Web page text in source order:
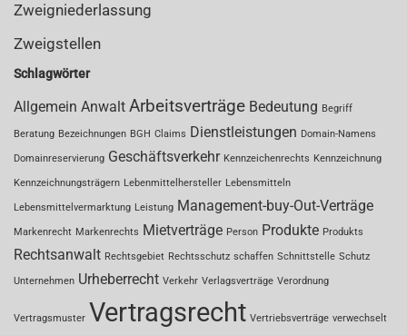
Zweigniederlassung
Zweigstellen
Schlagwörter
Allgemein Anwalt Arbeitsverträge Bedeutung Begriff
Beratung Bezeichnungen BGH Claims Dienstleistungen Domain-Namens
Domainreservierung Geschäftsverkehr Kennzeichenrechts Kennzeichnung
Kennzeichnungsträgern Lebenmittelhersteller Lebensmitteln
Lebensmittelvermarktung Leistung Management-buy-Out-Verträge
Markenrecht Markenrechts Mietverträge Person Produkte Produkts
Rechtsanwalt Rechtsgebiet Rechtsschutz schaffen Schnittstelle Schutz
Unternehmen Urheberrecht Verkehr Verlagsverträge Verordnung
Vertragsmuster Vertragsrecht Vertriebsverträge verwechselt